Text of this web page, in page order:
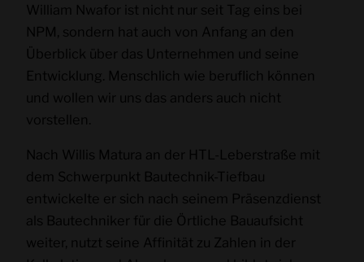
William Nwafor ist nicht nur seit Tag eins bei
NPM, sondern hat auch von Anfang an den
Überblick über das Unternehmen und seine
Entwicklung. Menschlich wie beruflich können
und wollen wir uns das anders auch nicht
vorstellen.
Nach Willis Matura an der HTL-Leberstraße mit
dem Schwerpunkt Bautechnik-Tiefbau
entwickelte er sich nach seinem Präsenzdienst
als Bautechniker für die Örtliche Bauaufsicht
weiter, nutzt seine Affinität zu Zahlen in der